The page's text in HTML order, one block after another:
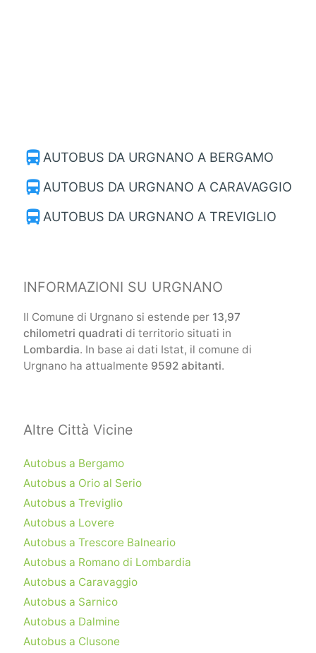
directions_bus AUTOBUS DA URGNANO A BERGAMO
directions_bus AUTOBUS DA URGNANO A CARAVAGGIO
directions_bus AUTOBUS DA URGNANO A TREVIGLIO
INFORMAZIONI SU URGNANO
Il Comune di Urgnano si estende per 13,97
chilometri quadrati di territorio situati in
Lombardia. In base ai dati Istat, il comune di
Urgnano ha attualmente 9592 abitanti.
Altre Città Vicine
Autobus a Bergamo
Autobus a Orio al Serio
Autobus a Treviglio
Autobus a Lovere
Autobus a Trescore Balneario
Autobus a Romano di Lombardia
Autobus a Caravaggio
Autobus a Sarnico
Autobus a Dalmine
Autobus a Clusone